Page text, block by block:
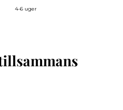
4-6 uger